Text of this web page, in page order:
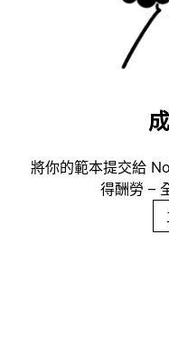
將你的範本提交給
得酬勞 –